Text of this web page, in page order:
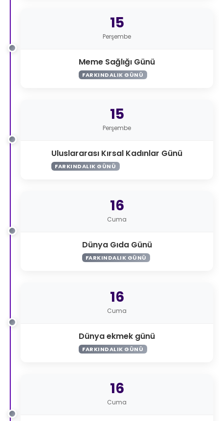
15
Perşembe
Meme Sağlığı Günü
FARKINDALIK GÜNÜ
15
Perşembe
Uluslararası Kırsal Kadınlar Günü
FARKINDALIK GÜNÜ
16
Cuma
Dünya Gıda Günü
FARKINDALIK GÜNÜ
16
Cuma
Dünya ekmek günü
FARKINDALIK GÜNÜ
16
Cuma